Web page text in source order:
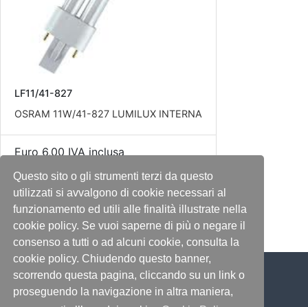
Questo sito o gli strumenti terzi da questo
utilizzati si avvalgono di cookie necessari al
funzionamento ed utili alle finalità illustrate nella
cookie policy. Se vuoi saperne di più o negare il
consenso a tutti o ad alcuni cookie, consulta la
cookie policy. Chiudendo questo banner,
scorrendo questa pagina, cliccando su un link o
proseguendo la navigazione in altra maniera,
LF11/41-827
OSRAM 11W/41-827 LUMILUX INTERNA
Euro 6,00 IVA inclusa
Disponibile